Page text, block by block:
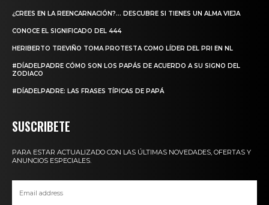
¿CREES EN LA REENCARNACIÓN?… DESCUBRE SI TIENES UN ALMA VIEJA
CONOCE EL SIGNIFICADO DEL 444
HERIBERTO TREVIÑO TOMA PROTESTA COMO LÍDER DEL PRI EN NL
#DÍADELPADRE CÓMO SON LOS PAPÁS DE ACUERDO A SU SIGNO DEL
ZODIACO
#DÍADELPADRE: LAS FRASES TÍPICAS DE PAPÁ
SUSCRIBETE
PARA ESTAR ACTUALIZADO CON LAS ÚLTIMAS NOVEDADES, OFERTAS Y
ANUNCIOS ESPECIALES.